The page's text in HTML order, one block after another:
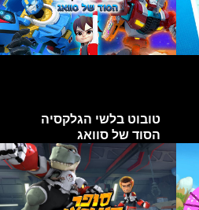
טובוט בלשי הגלקסיה
הסוד של סוואג